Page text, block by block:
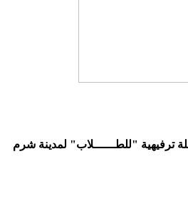
ترفيهية "للطــــــلاب" لمدينة شرم